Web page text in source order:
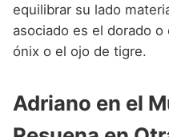
equilibrar su lado
asociado es el dorado
ónix o el ojo de tigre.
Adriano en el